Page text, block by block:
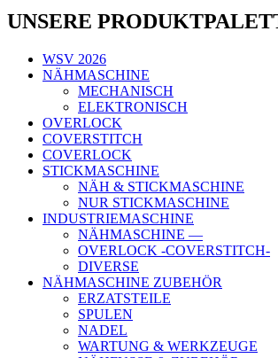
UNSERE
WSV 2026
NÄHMASCHINE
MECHANISCH
ELEKTRONISCH
OVERLOCK
COVERSTITCH
COVERLOCK
STICKMASCHINE
NÄH & STICKMASCHINE
NUR STICKMASCHINE
INDUSTRIEMASCHINE
NÄHMASCHINE —
OVERLOCK -COVERSTITCH-
DIVERSE
NÄHMASCHINE ZUBEHÖR
ERZATSTEILE
SPULEN
NADEL
WARTUNG & WERKZEUGE